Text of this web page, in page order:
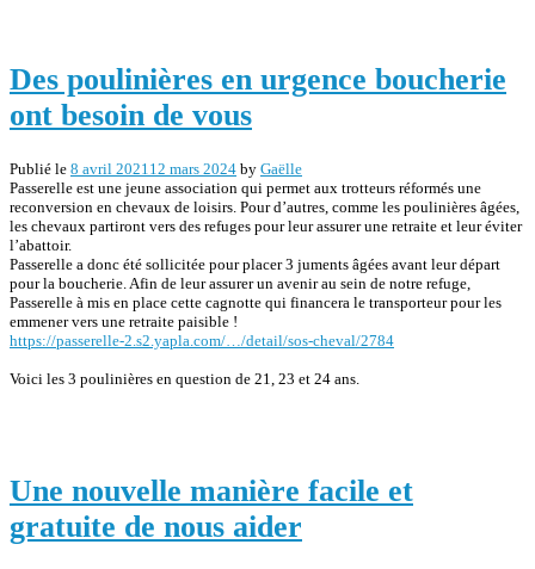
Des poulinières en urgence boucherie
ont besoin de vous
Publié le 8 avril 2021 12 mars 2024 by Gaëlle
Passerelle est une jeune association qui permet aux trotteurs réformés une
reconversion en chevaux de loisirs. Pour d’autres, comme les poulinières âgées,
les chevaux partiront vers des refuges pour leur assurer une retraite et leur éviter
l’abattoir.
Passerelle a donc été sollicitée pour placer 3 juments âgées avant leur départ
pour la boucherie. Afin de leur assurer un avenir au sein de notre refuge,
Passerelle à mis en place cette cagnotte qui financera le transporteur pour les
emmener vers une retraite paisible !
https://passerelle-2.s2.yapla.com/…/detail/sos-cheval/2784
Voici les 3 poulinières en question de 21, 23 et 24 ans.
Une nouvelle manière facile et
gratuite de nous aider